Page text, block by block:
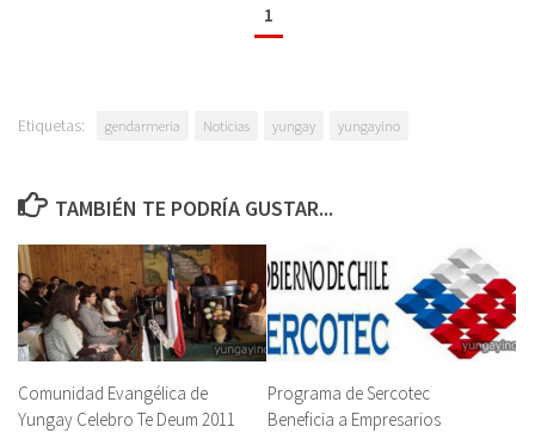
1
Etiquetas: gendarmeria Noticias yungay yungayino
TAMBIÉN TE PODRÍA GUSTAR...
Comunidad Evangélica de
Yungay Celebro Te Deum 2011
Programa de Sercotec
Beneficia a Empresarios